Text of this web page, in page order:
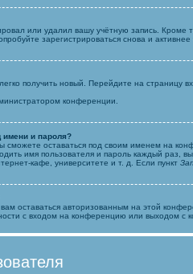
или удалил вашу учётную запись.
зарегистрироваться снова и активнее
получить новый. Перейдите на страницу
конференции.
имени и пароля?
сможете оставаться под своим именем на
имя пользователя и пароль каждый раз,
кафе, университете и т. д. Если пункт
оставаться авторизованным на этой
с входом на конференцию или выходом с